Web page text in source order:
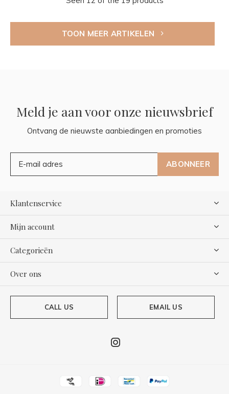
TOON MEER ARTIKELEN
Meld je aan voor onze nieuwsbrief
Ontvang de nieuwste aanbiedingen en promoties
ABONNEER
Klantenservice
Mijn account
Categorieën
Over ons
CALL US EMAIL US